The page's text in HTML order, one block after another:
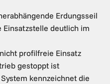
Erdungsseil
Einsatzstelle deutlich im
profilfreie Einsatz
gestoppt ist
System kennzeichnet die